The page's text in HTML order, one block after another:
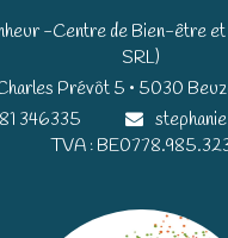
-Centre de Bien-être et
SRL)
Prévôt 5 • 5030
346335
TVA :